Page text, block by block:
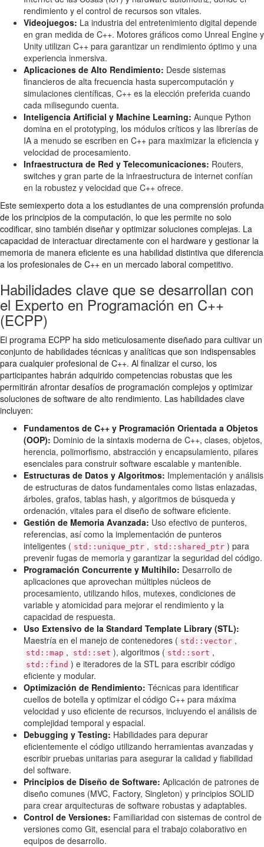
rendimiento y el control de recursos son vitales.
Videojuegos: La industria del entretenimiento digital depende
en gran medida de C++. Motores gráficos como Unreal Engine y
Unity utilizan C++ para garantizar un rendimiento óptimo y una
experiencia inmersiva.
Aplicaciones de Alto Rendimiento: Desde sistemas
financieros de alta frecuencia hasta supercomputación y
simulaciones científicas, C++ es la elección preferida cuando
cada milisegundo cuenta.
Inteligencia Artificial y Machine Learning: Aunque Python
domina en el prototyping, los módulos críticos y las librerías de
IA a menudo se escriben en C++ para maximizar la eficiencia y
velocidad de procesamiento.
Infraestructura de Red y Telecomunicaciones: Routers,
switches y gran parte de la infraestructura de internet confían
en la robustez y velocidad que C++ ofrece.
Este semiexperto dota a los estudiantes de una comprensión profunda
de los principios de la computación, lo que les permite no solo
codificar, sino también diseñar y optimizar soluciones complejas. La
capacidad de interactuar directamente con el hardware y gestionar la
memoria de manera eficiente es una habilidad distintiva que diferencia
a los profesionales de C++ en un mercado laboral competitivo.
Habilidades clave que se desarrollan con
el Experto en Programación en C++
(ECPP)
El programa ECPP ha sido meticulosamente diseñado para cultivar un
conjunto de habilidades técnicas y analíticas que son indispensables
para cualquier profesional de C++. Al finalizar el curso, los
participantes habrán adquirido competencias robustas que les
permitirán afrontar desafíos de programación complejos y optimizar
soluciones de software de alto rendimiento. Las habilidades clave
incluyen:
Fundamentos de C++ y Programación Orientada a Objetos
(OOP): Dominio de la sintaxis moderna de C++, clases, objetos,
herencia, polimorfismo, abstracción y encapsulamiento, pilares
esenciales para construir software escalable y mantenible.
Estructuras de Datos y Algoritmos: Implementación y análisis
de estructuras de datos fundamentales como listas enlazadas,
árboles, grafos, tablas hash, y algoritmos de búsqueda y
ordenación, vitales para el diseño de software eficiente.
Gestión de Memoria Avanzada: Uso efectivo de punteros,
referencias, así como la implementación de punteros
inteligentes ( std::unique_ptr , std::shared_ptr ) para
prevenir fugas de memoria y garantizar la seguridad del código.
Programación Concurrente y Multihilo: Desarrollo de
aplicaciones que aprovechan múltiples núcleos de
procesamiento, utilizando hilos, mutexes, condiciones de
variable y atomicidad para mejorar el rendimiento y la
capacidad de respuesta.
Uso Extensivo de la Standard Template Library (STL):
Maestría en el manejo de contenedores ( std::vector ,
std::map , std::set ), algoritmos ( std::sort ,
std::find ) e iteradores de la STL para escribir código
eficiente y modular.
Optimización de Rendimiento: Técnicas para identificar
cuellos de botella y optimizar el código C++ para máxima
velocidad y uso eficiente de recursos, incluyendo el análisis de
complejidad temporal y espacial.
Debugging y Testing: Habilidades para depurar
eficientemente el código utilizando herramientas avanzadas y
escribir pruebas unitarias para asegurar la calidad y fiabilidad
del software.
Principios de Diseño de Software: Aplicación de patrones de
diseño comunes (MVC, Factory, Singleton) y principios SOLID
para crear arquitecturas de software robustas y adaptables.
Control de Versiones: Familiaridad con sistemas de control de
versiones como Git, esencial para el trabajo colaborativo en
equipos de desarrollo.